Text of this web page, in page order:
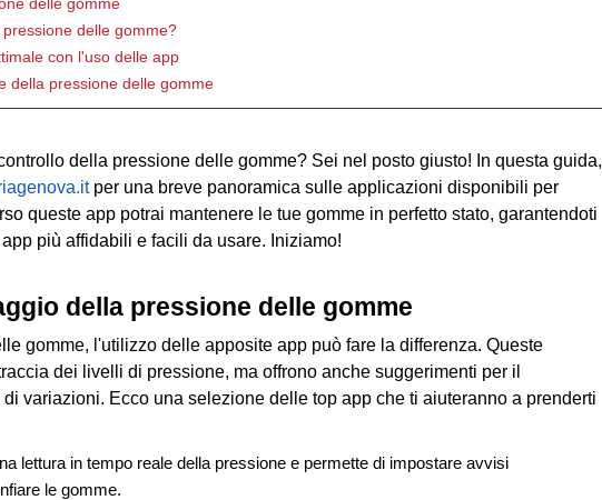
delle gomme?
con l'uso delle app
della pressione delle gomme
della pressione delle gomme? Sei nel posto giusto! In questa guida,
per una breve panoramica sulle applicazioni disponibili per
queste app potrai mantenere le tue gomme in perfetto stato, garantendoti
più affidabili e facili da usare. Iniziamo!
della pressione delle gomme
gomme, l'utilizzo delle apposite app può fare la differenza. Queste
dei livelli di pressione, ma offrono anche suggerimenti per il
variazioni. Ecco una selezione delle top app che ti aiuteranno a prenderti
lettura in tempo reale della pressione e permette di impostare avvisi
le gomme.